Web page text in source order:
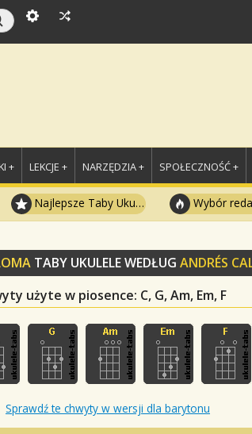
+ LEKCJE + NARZĘDZIA + SPOŁECZNOŚĆ +
Najlepsze Taby Ukulele Wybór
TABY UKULELE WEDŁUG ANDRÉS
użyte w piosence: C, G, Am, Em, F
Sprawdź te chwyty w wersji dla barytonu